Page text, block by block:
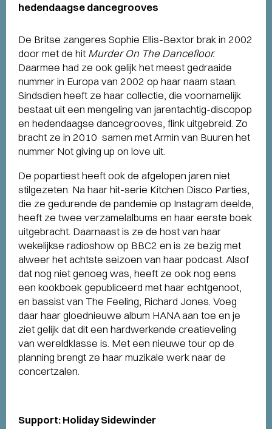
hedendaagse dancegrooves
De Britse zangeres Sophie Ellis-Bextor brak in 2002
door met de hit Murder On The Dancefloor.
Daarmee had ze ook gelijk het meest gedraaide
nummer in Europa van 2002 op haar naam staan.
Sindsdien heeft ze haar collectie, die voornamelijk
bestaat uit een mengeling van jarentachtig-discopop
en hedendaagse dancegrooves, flink uitgebreid. Zo
bracht ze in 2010 samen met Armin van Buuren het
nummer Not giving up on love uit.
De popartiest heeft ook de afgelopen jaren niet
stilgezeten. Na haar hit-serie Kitchen Disco Parties,
die ze gedurende de pandemie op Instagram deelde,
heeft ze twee verzamelalbums en haar eerste boek
uitgebracht. Daarnaast is ze de host van haar
wekelijkse radioshow op BBC2 en is ze bezig met
alweer het achtste seizoen van haar podcast. Alsof
dat nog niet genoeg was, heeft ze ook nog eens
een kookboek gepubliceerd met haar echtgenoot,
en bassist van The Feeling, Richard Jones. Voeg
daar haar gloednieuwe album HANA aan toe en je
ziet gelijk dat dit een hardwerkende creatieveling
van wereldklasse is. Met een nieuwe tour op de
planning brengt ze haar muzikale werk naar de
concertzalen.
Support: Holiday Sidewinder